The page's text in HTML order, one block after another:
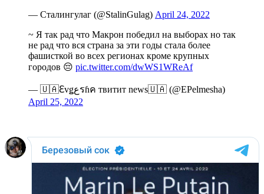
— Сталингулаг (@StalinGulag) April 24, 2022
~ Я так рад что Макрон победил на выборах но так
не рад что вся страна за эти годы стала более
фашисткой во всех регионах кроме крупных
городов 😔 pic.twitter.com/dwWS1WReAf
— 🇺🇦ℇvǥﻉรɦค твитит news🇺🇦 (@EPelmesha)
April 25, 2022